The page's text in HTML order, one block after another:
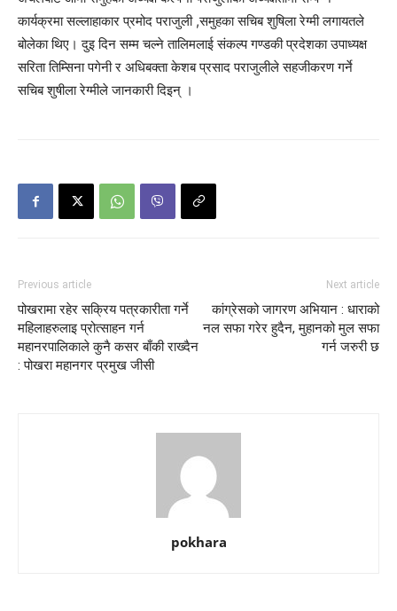
कार्यक्रमा सल्लाहाकार प्रमोद पराजुली ,समुहका सचिब शुषिला रेग्मी लगायतले
बोलेका थिए। दुइ दिन सम्म चल्ने तालिमलाई संकल्प गण्डकी प्रदेशका उपाध्यक्ष
सरिता तिम्सिना पगेनी र अधिबक्ता केशब प्रसाद पराजुलीले सहजीकरण गर्ने
सचिब शुषीला रेग्मीले जानकारी दिइन् ।
Previous article
पोखरामा रहेर सक्रिय पत्रकारीता गर्ने
महिलाहरुलाइ प्रोत्साहन गर्न
महानरपालिकाले कुनै कसर बाँकी राख्दैन
: पोखरा महानगर प्रमुख जीसी
Next article
कांग्रेसको जागरण अभियान : धाराको
नल सफा गरेर हुदैन, मुहानको मुल सफा
गर्न जरुरी छ
pokhara